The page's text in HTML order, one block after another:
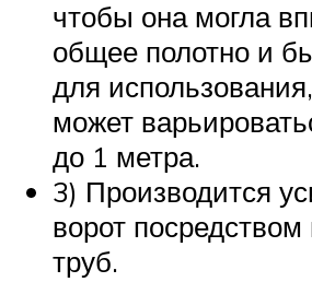
чтобы она могла
общее полотно и
для
может
до 1 метра.
3) Производится
ворот
труб.